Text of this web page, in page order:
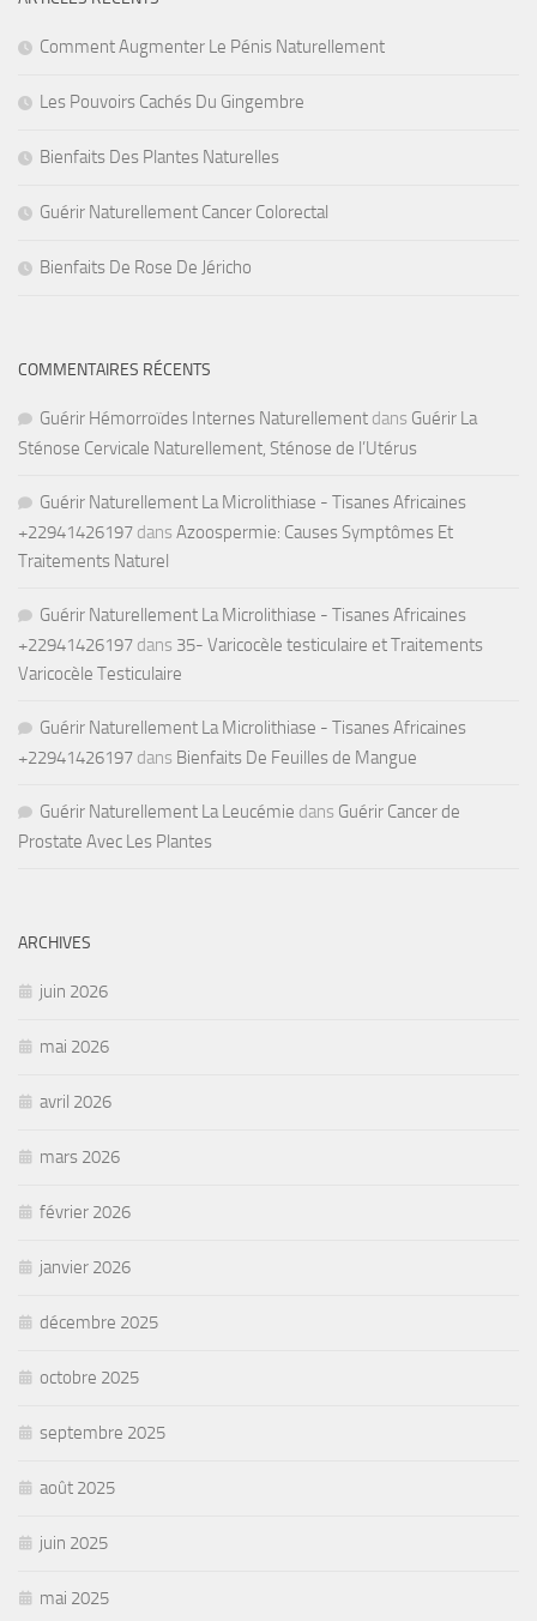
Comment Augmenter Le Pénis Naturellement
Les Pouvoirs Cachés Du Gingembre
Bienfaits Des Plantes Naturelles
Guérir Naturellement Cancer Colorectal
Bienfaits De Rose De Jéricho
COMMENTAIRES RÉCENTS
Guérir Hémorroïdes Internes Naturellement dans Guérir La
Sténose Cervicale Naturellement, Sténose de l’Utérus
Guérir Naturellement La Microlithiase - Tisanes Africaines
+22941426197 dans Azoospermie: Causes Symptômes Et
Traitements Naturel
Guérir Naturellement La Microlithiase - Tisanes Africaines
+22941426197 dans 35- Varicocèle testiculaire et Traitements
Varicocèle Testiculaire
Guérir Naturellement La Microlithiase - Tisanes Africaines
+22941426197 dans Bienfaits De Feuilles de Mangue
Guérir Naturellement La Leucémie dans Guérir Cancer de
Prostate Avec Les Plantes
ARCHIVES
juin 2026
mai 2026
avril 2026
mars 2026
février 2026
janvier 2026
décembre 2025
octobre 2025
septembre 2025
août 2025
juin 2025
mai 2025